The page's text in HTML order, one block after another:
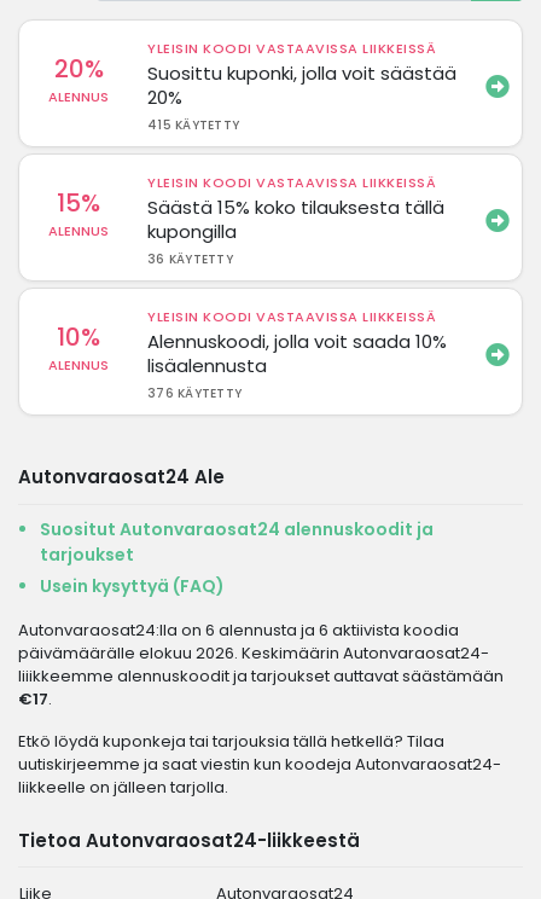
20%
ALENNUS
YLEISIN KOODI VASTAAVISSA LIIKKEISSÄ
Suosittu kuponki, jolla voit säästää
20%
415 KÄYTETTY
15%
ALENNUS
YLEISIN KOODI VASTAAVISSA LIIKKEISSÄ
Säästä 15% koko tilauksesta tällä
kupongilla
36 KÄYTETTY
10%
ALENNUS
YLEISIN KOODI VASTAAVISSA LIIKKEISSÄ
Alennuskoodi, jolla voit saada 10%
lisäalennusta
376 KÄYTETTY
Autonvaraosat24 Ale
Suositut Autonvaraosat24 alennuskoodit ja
tarjoukset
Usein kysyttyä (FAQ)
Autonvaraosat24:lla on 6 alennusta ja 6 aktiivista koodia
päivämäärälle elokuu 2026. Keskimäärin Autonvaraosat24-
liiikkeemme alennuskoodit ja tarjoukset auttavat säästämään
€17.
Etkö löydä kuponkeja tai tarjouksia tällä hetkellä? Tilaa
uutiskirjeemme ja saat viestin kun koodeja Autonvaraosat24-
liikkeelle on jälleen tarjolla.
Tietoa Autonvaraosat24-liikkeestä
Liike
Autonvaraosat24